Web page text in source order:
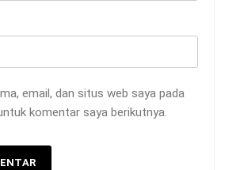
email, dan situs web saya pada
komentar saya berikutnya.